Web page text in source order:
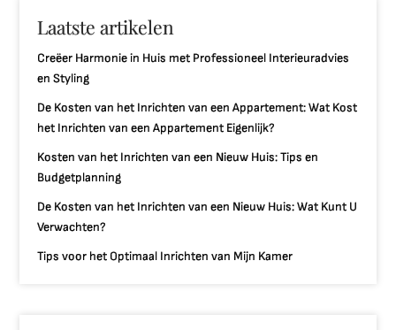
Laatste artikelen
Creëer Harmonie in Huis met Professioneel Interieuradvies
en Styling
De Kosten van het Inrichten van een Appartement: Wat Kost
het Inrichten van een Appartement Eigenlijk?
Kosten van het Inrichten van een Nieuw Huis: Tips en
Budgetplanning
De Kosten van het Inrichten van een Nieuw Huis: Wat Kunt U
Verwachten?
Tips voor het Optimaal Inrichten van Mijn Kamer